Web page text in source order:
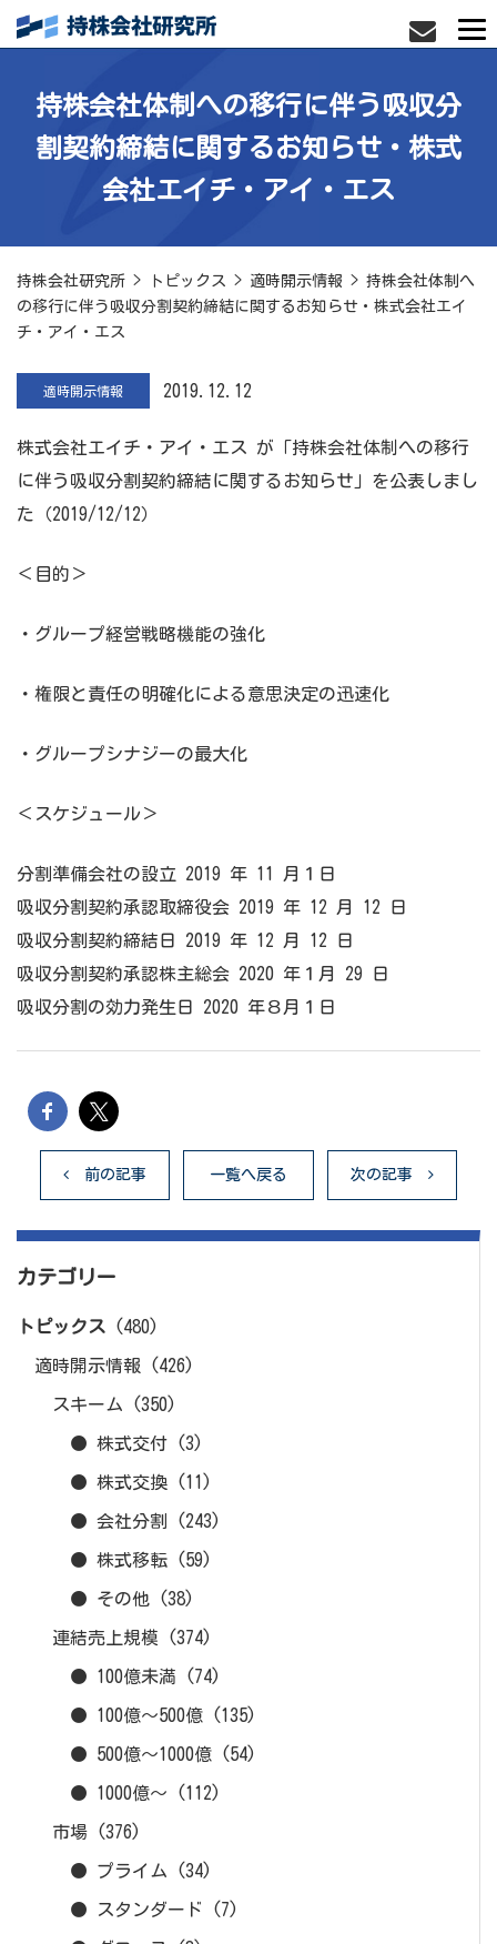
持株会社体制への移行に伴う吸収分
割契約締結に関するお知らせ・株式
会社エイチ・アイ・エス
持株会社研究所 > トピックス > 適時開示情報 > 持株会社体制へ
の移行に伴う吸収分割契約締結に関するお知らせ・株式会社エイ
チ・アイ・エス
適時開示情報 2019.12.12
株式会社エイチ・アイ・エス が「持株会社体制への移行
に伴う吸収分割契約締結に関するお知らせ」を公表しまし
た（2019/12/12）
＜目的＞
・グループ経営戦略機能の強化
・権限と責任の明確化による意思決定の迅速化
・グループシナジーの最大化
＜スケジュール＞
分割準備会社の設立 2019 年 11 月１日
吸収分割契約承認取締役会 2019 年 12 月 12 日
吸収分割契約締結日 2019 年 12 月 12 日
吸収分割契約承認株主総会 2020 年１月 29 日
吸収分割の効力発生日 2020 年８月１日
前の記事 一覧へ戻る 次の記事
カテゴリー
トピックス (480)
適時開示情報 (426)
スキーム (350)
● 株式交付 (3)
● 株式交換 (11)
● 会社分割 (243)
● 株式移転 (59)
● その他 (38)
連結売上規模 (374)
● 100億未満 (74)
● 100億～500億 (135)
● 500億～1000億 (54)
● 1000億～ (112)
市場 (376)
● プライム (34)
● スタンダード (7)